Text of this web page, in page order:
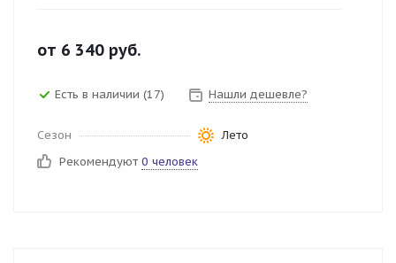
от 6 340 руб.
Есть в наличии (17) Нашли дешевле?
Сезон
Лето
Рекомендуют 0 человек